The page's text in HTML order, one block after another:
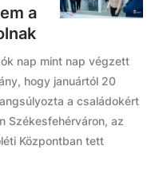
a
nap mint nap végzett
hogy januártól 20
a családokért
Székesfehérváron, az
Központban tett